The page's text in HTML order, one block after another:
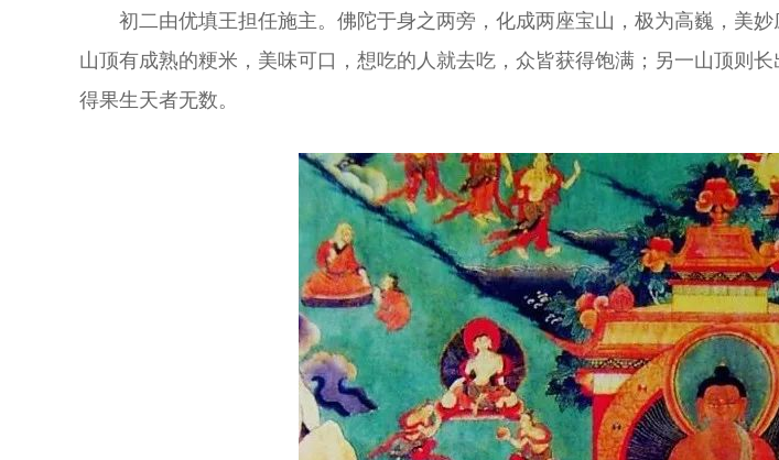
初二由优填王担任施主。佛陀于身之两旁，化成两座宝山，极为高巍，美
山顶有成熟的粳米，美味可口，想吃的人就去吃，众皆获得饱满；另一山顶则
得果生天者无数。